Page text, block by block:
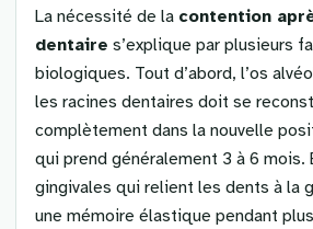
La nécessité de la contention
dentaire s’explique par plusieurs
biologiques. Tout d’abord, l’os
les racines dentaires doit se
complètement dans la nouvelle
qui prend généralement 3 à 6 mois.
gingivales qui relient les dents à la
une mémoire élastique pendant